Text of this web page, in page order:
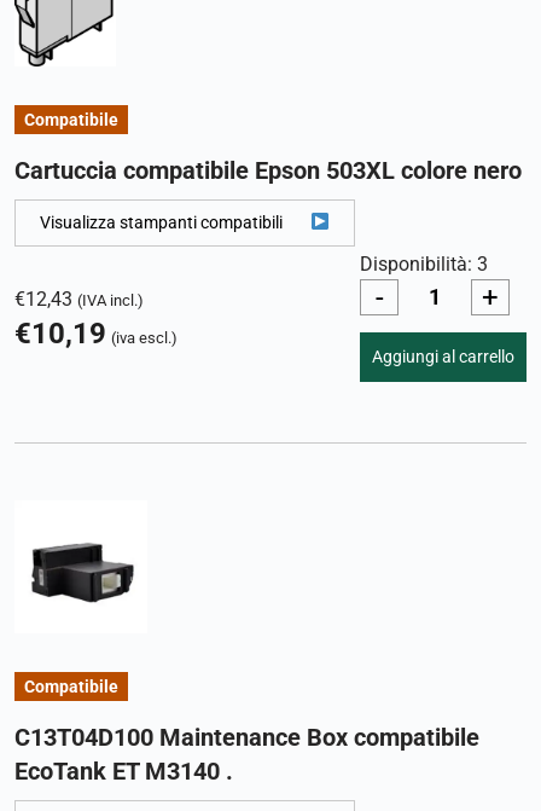
Compatibile
Cartuccia compatibile Epson 503XL colore nero
Visualizza stampanti compatibili
€12,43 (IVA incl.)
€10,19 (iva escl.)
Disponibilità: 3
- +
Aggiungi al carrello
Compatibile
C13T04D100 Maintenance Box compatibile
EcoTank ET M3140 .